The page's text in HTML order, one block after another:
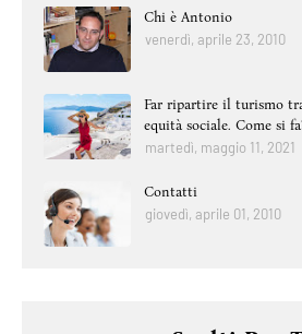
Chi è Antonio
venerdì, aprile 23, 2010
Far ripartire il turismo
equità sociale. Come si
martedì, maggio 11, 2021
Contatti
giovedì, aprile 01, 2010